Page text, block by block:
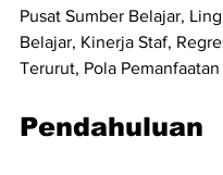
Pusat Sumber Belajar,
Belajar, Kinerja Staf,
Terurut, Pola
Pendahuluan